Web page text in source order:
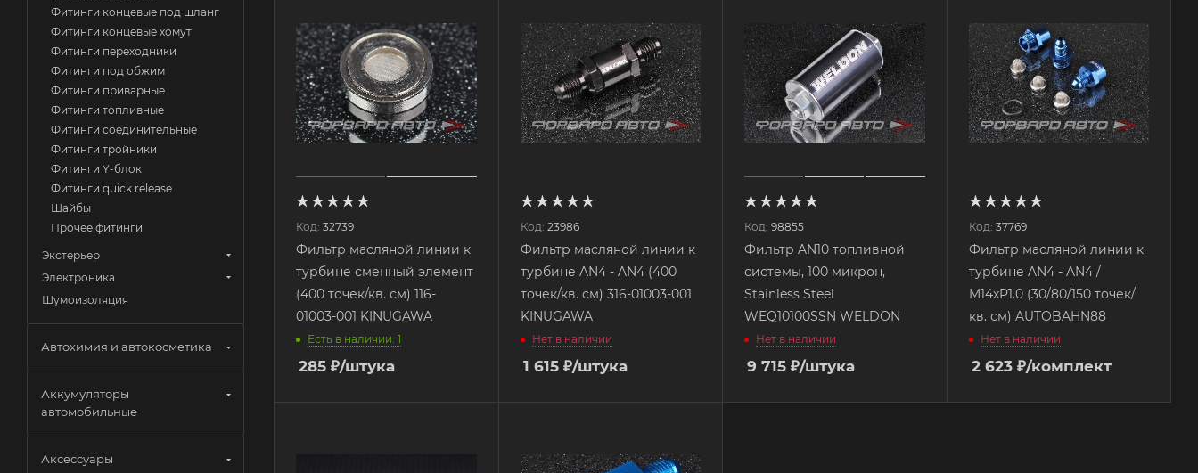
Код: 32739
Фильтр масляной линии к
турбине сменный элемент
(400 точек/кв. см) 116-
01003-001 KINUGAWA
Есть в наличии: 1
285 ₽/штука
Код: 23986
Фильтр масляной линии к
турбине AN4 - AN4 (400
точек/кв. см) 316-01003-001
KINUGAWA
Нет в наличии
1 615₽/штука
Код: 98855
Фильтр AN10 топливной
системы, 100 микрон,
Stainless Steel
WEQ10100SSN WELDON
Нет в наличии
9 715 ₽/штука
Код: 37769
Фильтр масляной линии к
турбине AN4 - AN4 /
M14xP1.0 (30/80/150 точек/
кв. см) AUTOBAHN88
Нет в наличии
2 623₽/комплект
Фитинги концевые под шланг
Фитинги концевые хомут
Фитинги переходники
Фитинги под обжим
Фитинги приварные
Фитинги топливные
Фитинги соединительные
Фитинги тройники
Фитинги Y-блок
Фитинги quick release
Шайбы
Прочее фитинги
Экстерьер
Электроника
Шумоизоляция
Автохимия и автокосметика
Аккумуляторы
автомобильные
Аксессуары